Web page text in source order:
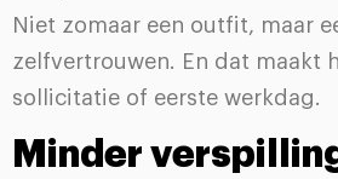
Niet zomaar een outfit, maar
zelfvertrouwen. En dat maakt
sollicitatie of eerste werkdag.
Minder